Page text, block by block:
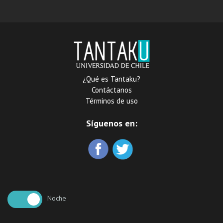
¿Qué es Tantaku?
Contáctanos
Términos de uso
Síguenos en:
Noche